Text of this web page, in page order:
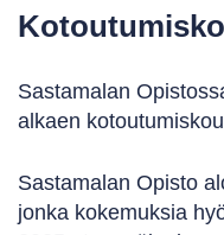
Sastamalan
alkaen
Sastamalan Opisto
jonka kokemuksia